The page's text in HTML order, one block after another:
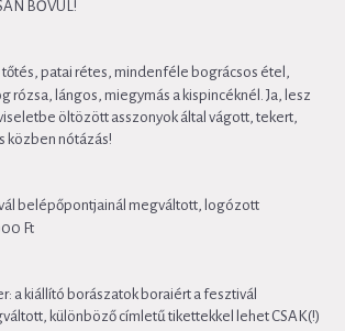
BŐVÜL!
patai rétes, mindenféle bográcsos étel,
rózsa, lángos, miegymás a kispincéknél. Ja, lesz
öltözött asszonyok által vágott, tekert,
közben nótázás!
belépőpontjainál megváltott, logózott
Ft
a kiállító borászatok boraiért a fesztivál
különböző címletű tikettekkel lehet CSAK(!)